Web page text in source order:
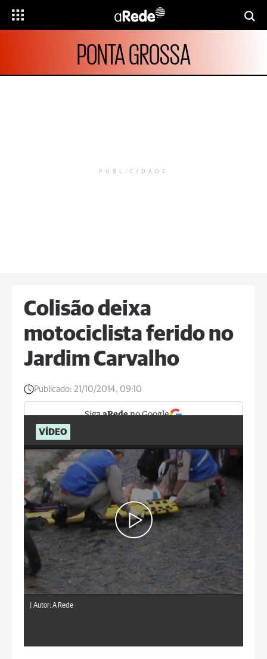
PONTA GROSSA
PUBLICIDADE
Colisão deixa
motociclista ferido no
Jardim Carvalho
Publicado: 21/10/2014, 09:10
SigaaRedeno Google
VÍDEO
Autor: A Rede